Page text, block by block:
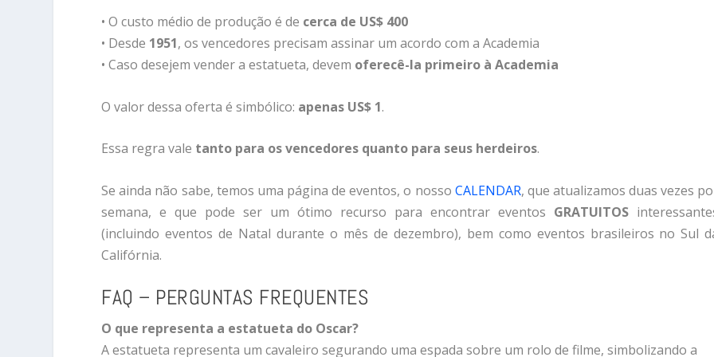
•Ocusto médiode produçãoéde cerca de US$ 400
• Desde 1951,osvencedores precisamassinar umacordocomaAcademia
•Casodesejemvenderaestatueta,devem oferecê-la primeiro àAcademia
Ovalordessaofertaésimbólico: apenas US$ 1.
Essa regravale tanto para osvencedores quanto para seus herdeiros.
Se ainda não sabe, temos uma página de eventos, o nosso CALENDAR, que atualizamos duas vezes
semana, e que pode ser um ótimo recurso para encontrar eventos GRATUITOS
(incluindo eventos de Natal durante o mês de dezembro), bem como eventos brasileiros no Sul
Califórnia.
FAQ – PERGUNTAS FREQUENTES
O que representa a estatueta do Oscar?
A estatueta representa um cavaleiro segurando uma espada sobre um rolo de filme, simbolizando a